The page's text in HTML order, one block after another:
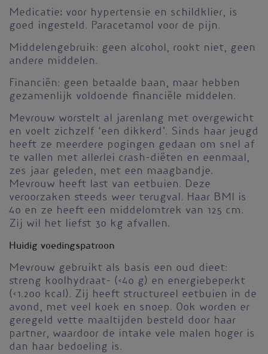
Medicatie: voor hypertensie en schildklier, is
goed ingesteld. Paracetamol voor de pijn.
Middelengebruik: geen alcohol, rookt niet, geen
andere middelen.
Financiën: geen betaalde baan, maar hebben
gezamenlijk voldoende financiële middelen.
Mevrouw worstelt al jarenlang met overgewicht
en voelt zichzelf ‘een dikkerd’. Sinds haar jeugd
heeft ze meerdere pogingen gedaan om snel af
te vallen met allerlei crash-diëten en eenmaal,
zes jaar geleden, met een maagbandje.
Mevrouw heeft last van eetbuien. Deze
veroorzaken steeds weer terugval. Haar BMI is
40 en ze heeft een middelomtrek van 125 cm.
Zij wil het liefst 30 kg afvallen.
Huidig voedingspatroon
Mevrouw gebruikt als basis een oud dieet:
streng koolhydraat- (<40 g) en energiebeperkt
(<1.200 kcal). Zij heeft structureel eetbuien in de
avond, met veel koek en snoep. Ook worden er
geregeld vette maaltijden besteld door haar
partner, waardoor de intake vele malen hoger is
dan haar bedoeling is.